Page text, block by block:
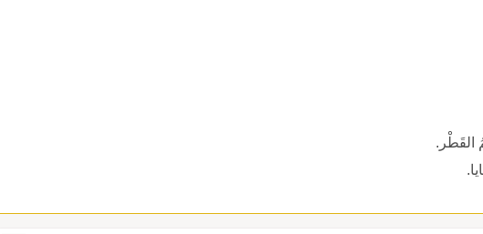
القَطْر.